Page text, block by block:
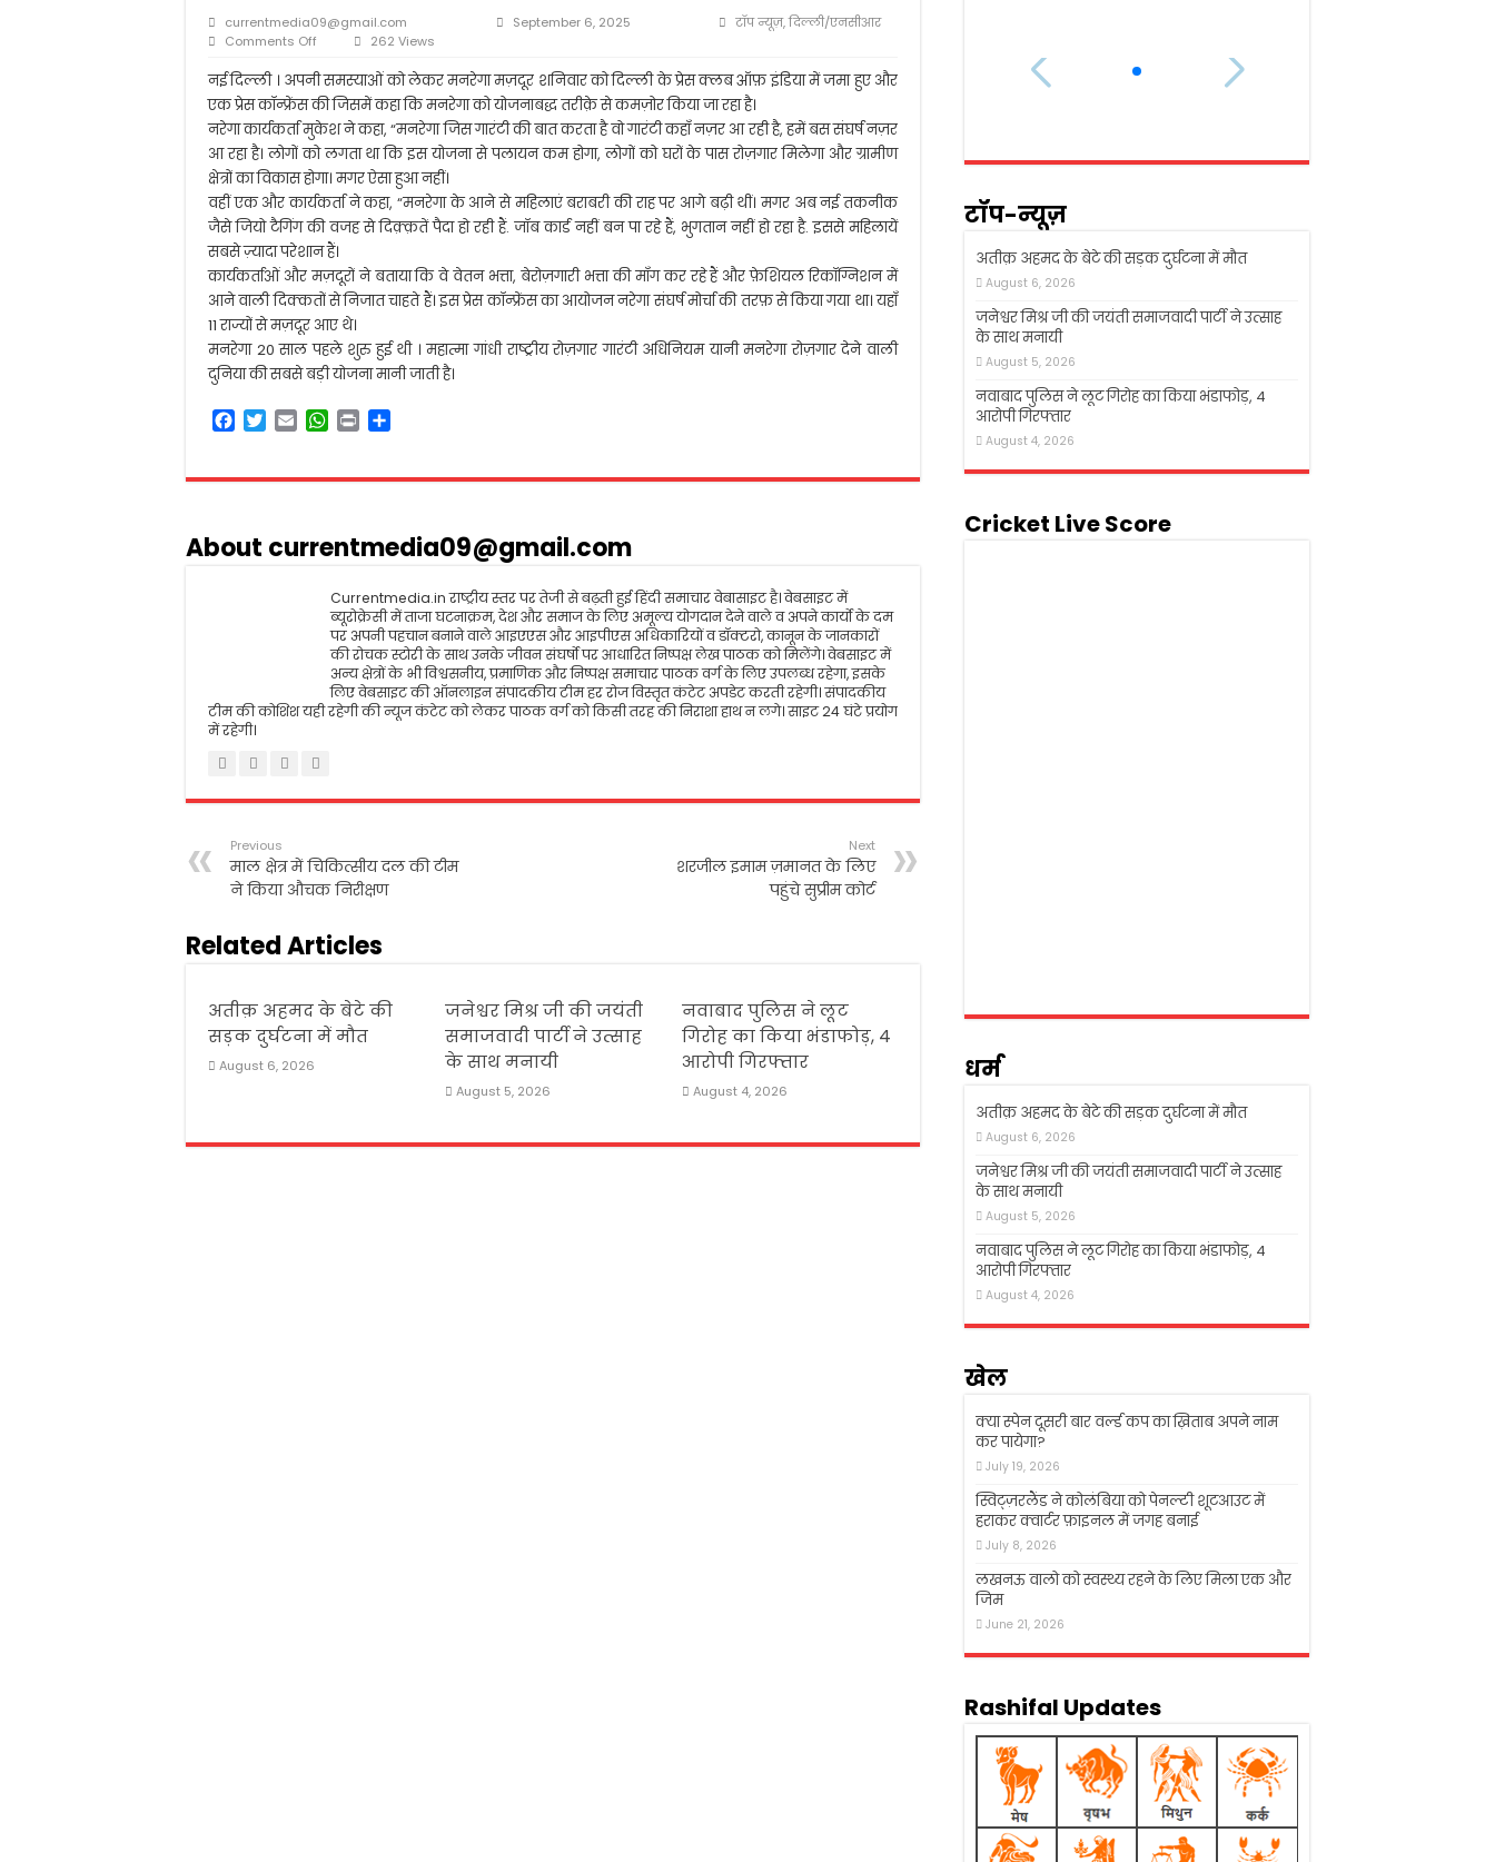
मीना कुमारी: पाकीज़ा बन गई तो ख़ुदा ने उठा लिया
सरकार नहीं चाहती कि शिक्षण संस्थान आगे बढ़ें, लोग पढ़े-लिखे- अखिलेश यादव
स्कूल से घर लौट रहे छात्र की सडक हादसा में दर्दनाक मौत
currentmedia09@gmail.com September 6, 2025 टॉप न्यूज़,दिल्ली/एनसीआर
Comments Off
में
जुटे
मनरेगा
मज़दूरों
ने
सरकार
पर
लगाए
आरोप
262 Views
नई दिल्ली । अपनी समस्याओं को लेकर मनरेगा मज़दूर शनिवार को दिल्ली के प्रेस क्लब ऑफ़ इंडिया में जमा हुए और
एक प्रेस कॉन्फ्रेंस की जिसमें कहा कि मनरेगा को योजनाबद्ध तरीक़े से कमज़ोर किया जा रहा है।
नरेगा कार्यकर्ता मुकेश ने कहा, “मनरेगा जिस गारंटी की बात करता है वो गारंटी कहाँ नज़र आ रही है, हमें बस संघर्ष नज़र
आ रहा है। लोगों को लगता था कि इस योजना से पलायन कम होगा, लोगों को घरों के पास रोज़गार मिलेगा और ग्रामीण
क्षेत्रों का विकास होगा। मगर ऐसा हुआ नहीं।
वहीं एक और कार्यकर्ता ने कहा, “मनरेगा के आने से महिलाएं बराबरी की राह पर आगे बढ़ी थीं। मगर अब नई तकनीक
जैसे जियो टैगिंग की वजह से दिक़्क़तें पैदा हो रही हैं. जॉब कार्ड नहीं बन पा रहे हैं, भुगतान नहीं हो रहा है. इससे महिलायें
सबसे ज़्यादा परेशान हैं।
कार्यकर्ताओं और मज़दूरों ने बताया कि वे वेतन भत्ता, बेरोज़गारी भत्ता की माँग कर रहे हैं और फ़ेशियल रिकॉग्निशन में
आने वाली दिक्कतों से निजात चाहते हैं। इस प्रेस कॉन्फ्रेंस का आयोजन नरेगा संघर्ष मोर्चा की तरफ़ से किया गया था। यहाँ
11 राज्यों से मज़दूर आए थे।
मनरेगा 20 साल पहले शुरु हुई थी । महात्मा गांधी राष्ट्रीय रोज़गार गारंटी अधिनियम यानी मनरेगा रोज़गार देने वाली
दुनिया की सबसे बड़ी योजना मानी जाती है।
F
e
o
T
t
r
E
i
W
t
p
P
n
r
About currentmedia09@gmail.com
Currentmedia.in राष्ट्रीय स्तर पर तेजी से बढ़ती हुई हिंदी समाचार वेबासाइट है। वेबसाइट में
ब्यूरोक्रेसी में ताजा घटनाक्रम, देश और समाज के लिए अमूल्य योगदान देने वाले व अपने कार्यो के दम
पर अपनी पहचान बनाने वाले आइएएस और आइपीएस अधिकारियों व डॉक्टरो, कानून के जानकारों
की रोचक स्टोरी के साथ उनके जीवन संघर्षो पर आधारित निष्पक्ष लेख पाठक को मिलेंगे। वेबसाइट में
अन्य क्षेत्रों के भी विश्वसनीय, प्रमाणिक और निष्पक्ष समाचार पाठक वर्ग के लिए उपलब्ध रहेगा, इसके
लिए वेबसाइट की ऑनलाइन संपादकीय टीम हर रोज विस्तृत कंटेट अपडेट करती रहेगी। संपादकीय
टीम की कोशिश यही रहेगी की न्यूज कंटेट को लेकर पाठक वर्ग को किसी तरह की निराशा हाथ न लगे। साइट 24 घंटे प्रयोग
में रहेगी।
Previous
माल क्षेत्र में चिकित्सीय दल की टीम
ने किया औचक निरीक्षण
Next
शरजील इमाम ज़मानत के लिए
पहुंचे सुप्रीम कोर्ट
Related Articles
अतीक़ अहमद के बेटे की
सड़क दुर्घटना में मौत
August 6, 2026
जनेश्वर मिश्र जी की जयंती
समाजवादी पार्टी ने उत्साह
के साथ मनायी
August 5, 2026
नवाबाद पुलिस ने लूट
गिरोह का किया भंडाफोड़, 4
आरोपी गिरफ्तार
August 4, 2026
टॉप-न्यूज़
अतीक़ अहमद के बेटे की सड़क दुर्घटना में मौत
August 6, 2026
जनेश्वर मिश्र जी की जयंती समाजवादी पार्टी ने उत्साह
के साथ मनायी
August 5, 2026
नवाबाद पुलिस ने लूट गिरोह का किया भंडाफोड़, 4
आरोपी गिरफ्तार
August 4, 2026
Cricket Live Score
धर्म
अतीक़ अहमद के बेटे की सड़क दुर्घटना में मौत
August 6, 2026
जनेश्वर मिश्र जी की जयंती समाजवादी पार्टी ने उत्साह
के साथ मनायी
August 5, 2026
नवाबाद पुलिस ने लूट गिरोह का किया भंडाफोड़, 4
आरोपी गिरफ्तार
August 4, 2026
खेल
क्या स्पेन दूसरी बार वर्ल्ड कप का ख़िताब अपने नाम
कर पायेगा?
July 19, 2026
स्विट्ज़रलैंड ने कोलंबिया को पेनल्टी शूटआउट में
हराकर क्वार्टर फ़ाइनल में जगह बनाई
July 8, 2026
लखनऊ वालो को स्वस्थ्य रहने के लिए मिला एक और
जिम
June 21, 2026
Rashifal Updates